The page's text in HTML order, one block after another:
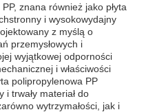
znana również jako płyta
i wysokowydajny
z myślą o
przemysłowych i
wyjątkowej odporności
i właściwości
polipropylenowa PP
trwały materiał do
wytrzymałości, jak i